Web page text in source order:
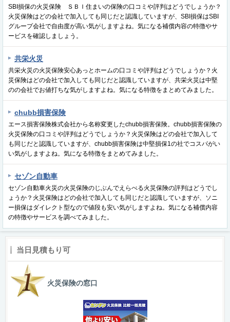
SBI損保の火災保険 ＳＢＩ住まいの保険の口コミや評判はどうでしょうか？
火災保険はどの会社で加入しても同じだと認識していますが、SBI損保はSBI
グループ会社で自由度が高い気がしますよね。気になる補償内容の特徴やサ
ービスを確認しましょう。
共栄火災
共栄火災の火災保険安心あっとホームの口コミや評判はどうでしょうか？火
災保険はどの会社で加入しても同じだと認識していますが、共栄火災は中堅
のの会社でお値打ちな気がしますよね。気になる特徴をまとめてみました。
chubb損害保険
エース損害保険株式会社から名称変更したchubb損害保険。chubb損害保険の
火災保険の口コミや評判はどうでしょうか？火災保険はどの会社で加入して
も同じだと認識していますが、chubb損害保険は中堅損保1の社でコスパがい
い気がしますよね。気になる特徴をまとめてみました。
セゾン自動車
セゾン自動車火災の火災保険のじぶんでえらべる火災保険の評判はどうでし
ょうか？火災保険はどの会社で加入しても同じだと認識していますが、ソニ
ー損保はダイレクト型なので値段も安い気がしますよね。気になる補償内容
の特徴やサービスを調べてみました。
当日見積もり可
火災保険の窓口